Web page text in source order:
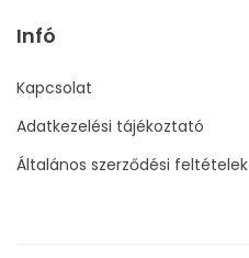
Infó
Kapcsolat
Adatkezelési tájékoztató
Általános szerződési feltételek